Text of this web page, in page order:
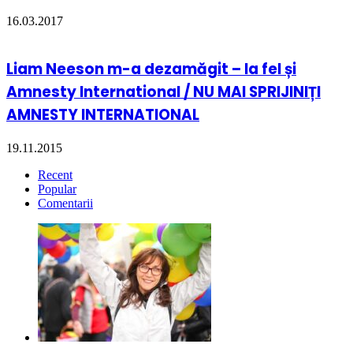
16.03.2017
Liam Neeson m-a dezamăgit – la fel și
Amnesty International / NU MAI SPRIJINIȚI
AMNESTY INTERNATIONAL
19.11.2015
Recent
Popular
Comentarii